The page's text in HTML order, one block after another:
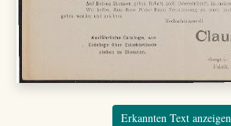
Erkannten Text anzeigen